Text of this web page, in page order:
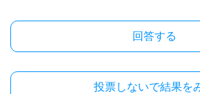
投票しないで結果を